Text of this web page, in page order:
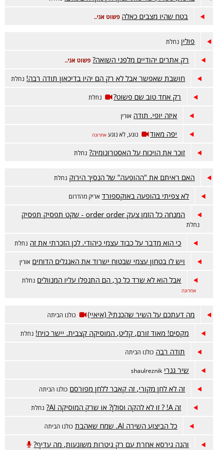
בטח שהיו מצבים כאלה פשוט אני..
פולין נחלת
רק אתרים יהודיים מלפני השואה? פשוט אני..
חושבת שאפשר אבל לא רק הם יהיו בדיכאון תודה רבה! נחלת
רק אחד טוב שם פשוט? נחלת
איזה יופי. תודה אורין
יפה מאוד נוגע, לא נוגע אחרונה
זוכר את הויכוח על האסטרונומיה? נחלת
האם ראיתם את "ההופעה" של הנסיך הירוק נחלת
לא צפיתי בהופעה באוקספורד אריק מהדרום
המנחה כל הזמן צעק order order - שקט תפסיק תפסיק
נחלת
כי הוא מדבר על כבוד עצמי כיהודי. לכן הזכרתי את זה נחלת
ויש לו בטחון עצמי שבטוח ישרוד את האנגלים הדוחים אורין
אבל הוא לא שרד כל כך, הם התנפלו עליו המנוולים נחלת
אחרונה
מה דעתכם על השיר שהכנתי? (איאיי) כולנו הביתה
מקסים! מאוד זורם, קליט, המוסיקה קצבית. יישר כויח! נחלת
תודה רבה כולנו הביתה
שיר גנרי shaulreznik
זה לא לחן מקורי, זה קאבר ללחן מפורסם כולנו הביתה
זה A! ? זו לא להקה וסולן? או שרק המוסיקה AI? נחלת
כל הביצוע השירה AI. שמח שאהבת כולנו הביתה
והנה גירסא אחרת עם רק גיטרות משוגעות, מה עדיף?